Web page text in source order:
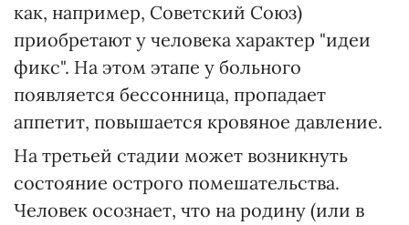
как, например, Советский Союз)
приобретают у человека характер "идеи
фикс". На этом этапе у больного
появляется бессонница, пропадает
аппетит, повышается кровяное давление.
На третьей стадии может возникнуть
состояние острого помешательства.
Человек осознает, что на родину (или в